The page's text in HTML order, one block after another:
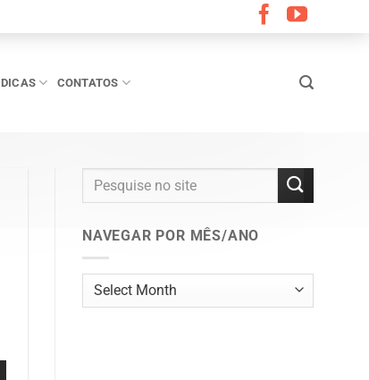
DICAS CONTATOS
NAVEGAR POR MÊS/ANO
Navegar
por